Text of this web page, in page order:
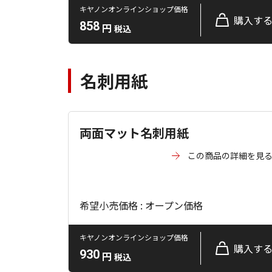
キヤノンオンラインショップ価格
858 円 税込
購入する
名刺用紙
両面マット名刺用紙
この商品の詳細を見る
希望小売価格 : オープン価格
キヤノンオンラインショップ価格
930 円 税込
購入する